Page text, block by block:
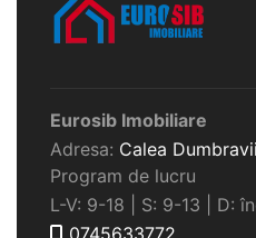
Eurosib Imobiliare
Adresa: Calea
Program de lucru
L-V: 9-18 | S: 9-13 | D:
0745633772